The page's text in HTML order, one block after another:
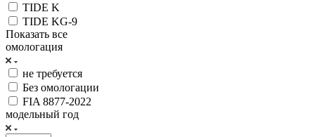
TIDE K
TIDE KG-9
Показать все
омологация
не требуется
Без омологации
FIA 8877-2022
модельный год